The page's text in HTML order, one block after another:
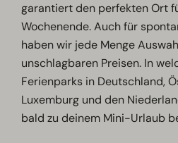
garantiert den perfekten Ort
Wochenende. Auch für
haben wir jede Menge
unschlagbaren Preisen. In
Ferienparks in Deutschland,
Luxemburg und den
bald zu deinem Mini-Urlaub